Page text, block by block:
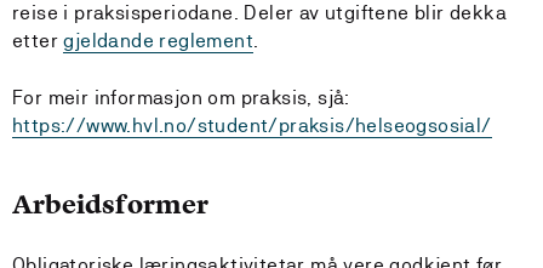
reise i praksisperiodane. Deler av utgiftene blir dekka
ettergjeldande reglement.
For meir informasjon om praksis, sjå:
https://www.hvl.no/student/praksis/helseogsosial/
Arbeidsformer